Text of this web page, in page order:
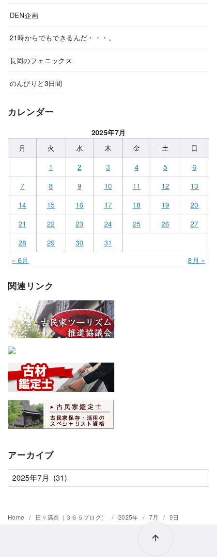
DEN企画
21時からでもできるんだ・・・。
長岡のフェニックス
のんびりと3日間
カレンダー
2025年7月
月 火 水 木 金 土
日
1
2 3 4 5
6
7
8 9 10 11 12
13
14
15 16 17 18 19
20
21
22 23 24 25 26
27
28
29 30
31
« 6月
8月 »
関連リンク
アーカイブ
ア
ー
イ
Home 日々邁進（３６５ブログ） 2025年 7月 9日